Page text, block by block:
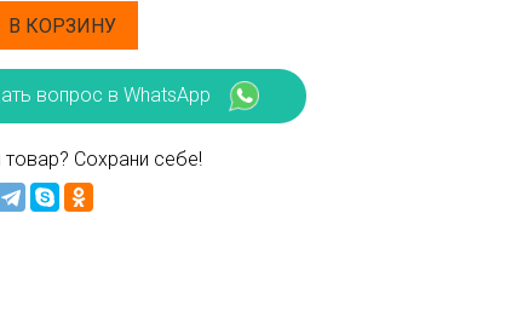
В КОРЗИНУ
вопрос в WhatsApp
товар? Сохрани себе!